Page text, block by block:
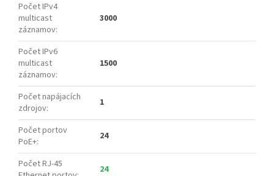
Počet IPv4
multicast
záznamov:
3000
Počet IPv6
multicast
záznamov:
1500
Počet napájacích
zdrojov: 1
Počet portov
PoE+: 24
Počet RJ-45
24